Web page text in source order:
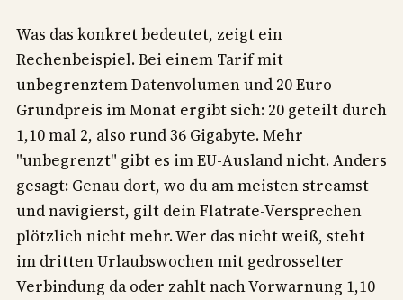
Was das konkret bedeutet, zeigt ein
Rechenbeispiel. Bei einem Tarif mit
unbegrenztem Datenvolumen und 20 Euro
Grundpreis im Monat ergibt sich: 20 geteilt durch
1,10 mal 2, also rund 36 Gigabyte. Mehr
"unbegrenzt" gibt es im EU-Ausland nicht. Anders
gesagt: Genau dort, wo du am meisten streamst
und navigierst, gilt dein Flatrate-Versprechen
plötzlich nicht mehr. Wer das nicht weiß, steht
im dritten Urlaubswochen mit gedrosselter
Verbindung da oder zahlt nach Vorwarnung 1,10